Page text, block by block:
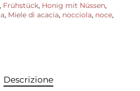
, Frühstück, Honig mit Nüssen,
, Miele di acacia, nocciola, noce,
Descrizione